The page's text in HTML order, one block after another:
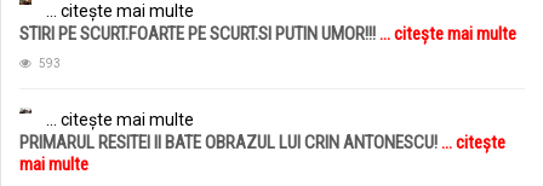
... citește mai multe
STIRI PE SCURT.FOARTE PE SCURT.SI PUTIN UMOR!!!... citește mai multe
593
... citește mai multe
PRIMARUL RESITEI II BATE OBRAZUL LUI CRIN ANTONESCU!... citește
mai multe